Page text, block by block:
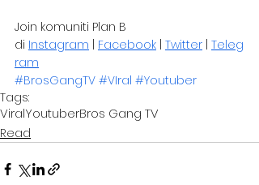
Join komuniti Plan B
di Instagram | Facebook | Twitter | Teleg
ram
#BrosGangTV #VIral #Youtuber
Tags:
ViralYoutuberBros Gang TV
Read